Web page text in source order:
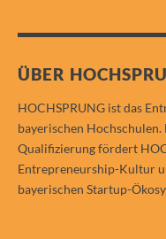
ÜBER
HOCHSPRUNG ist das
bayerischen
Qualifizierung fördert
Entrepreneurship-Kultur
bayerischen Startup-